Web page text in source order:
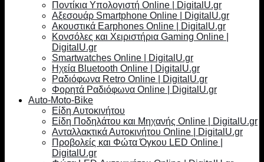
Ποντίκια Υπολογιστή Online | DigitalU.gr
Αξεσουάρ Smartphone Online | DigitalU.gr
Ακουστικά Earphones Online | DigitalU.gr
Κονσόλες και Χειριστήρια Gaming Online |
DigitalU.gr
Smartwatches Online | DigitalU.gr
Ηχεία Bluetooth Online | DigitalU.gr
Ραδιόφωνα Retro Online | DigitalU.gr
Φορητά Ραδιόφωνα Online | DigitalU.gr
Auto-Moto-Bike
Είδη Αυτοκινήτου
Είδη Ποδηλάτου και Μηχανής Online | DigitalU.gr
Ανταλλακτικά Αυτοκινήτου Online | DigitalU.gr
Προβολείς και Φώτα Όγκου LED Online |
DigitalU.gr